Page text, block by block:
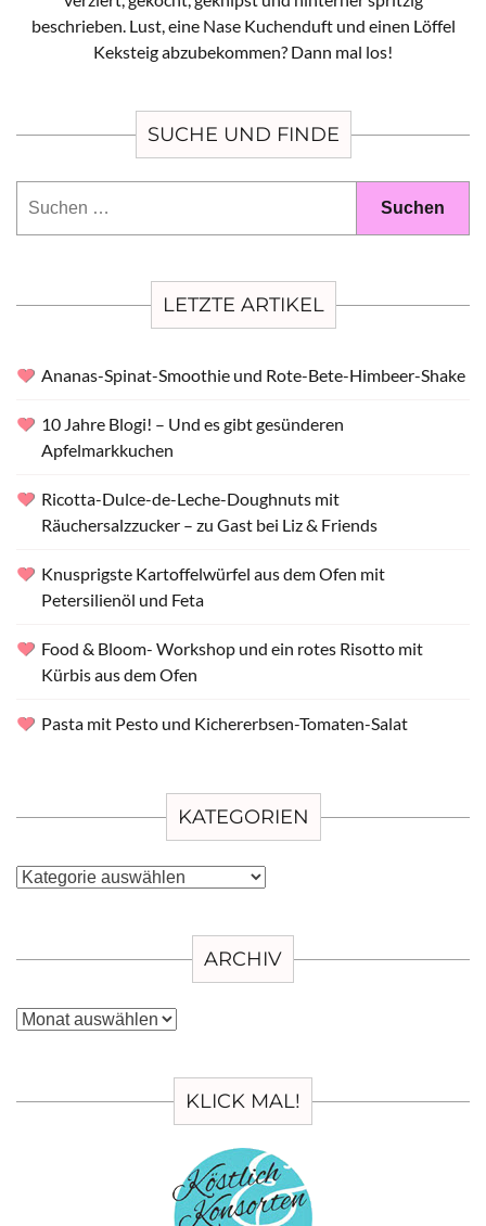
beschrieben. Lust, eine Nase Kuchenduft und einen Löffel
Keksteig abzubekommen? Dann mal los!
SUCHE UND FINDE
LETZTE ARTIKEL
Ananas-Spinat-Smoothie und Rote-Bete-Himbeer-Shake
10 Jahre Blogi! – Und es gibt gesünderen
Apfelmarkkuchen
Ricotta-Dulce-de-Leche-Doughnuts mit
Räuchersalzzucker – zu Gast bei Liz & Friends
Knusprigste Kartoffelwürfel aus dem Ofen mit
Petersilienöl und Feta
Food & Bloom- Workshop und ein rotes Risotto mit
Kürbis aus dem Ofen
Pasta mit Pesto und Kichererbsen-Tomaten-Salat
KATEGORIEN
Kategorien
ARCHIV
Archiv
KLICK MAL!